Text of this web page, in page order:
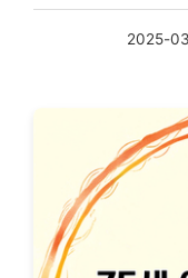
2025-